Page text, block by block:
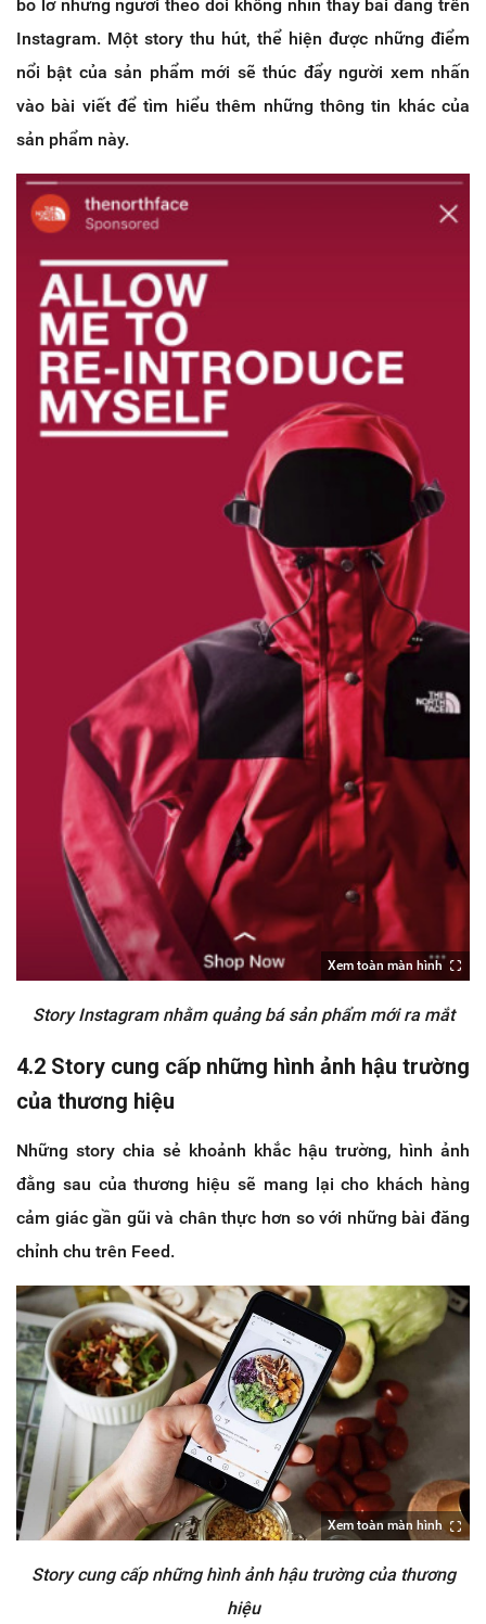
bỏ lỡ những người theo dõi không nhìn thấy bài đăng trên
Instagram. Một story thu hút, thể hiện được những điểm
nổi bật của sản phẩm mới sẽ thúc đẩy người xem nhấn
vào bài viết để tìm hiểu thêm những thông tin khác của
sản phẩm này.
Xem toàn màn hình
Story Instagram nhằm quảng bá sản phẩm mới ra mắt
4.2 Story cung cấp những hình ảnh hậu trường
của thương hiệu
Những story chia sẻ khoảnh khắc hậu trường, hình ảnh
đằng sau của thương hiệu sẽ mang lại cho khách hàng
cảm giác gần gũi và chân thực hơn so với những bài đăng
chỉnh chu trên Feed.
Xem toàn màn hình
Story cung cấp những hình ảnh hậu trường của thương
hiệu